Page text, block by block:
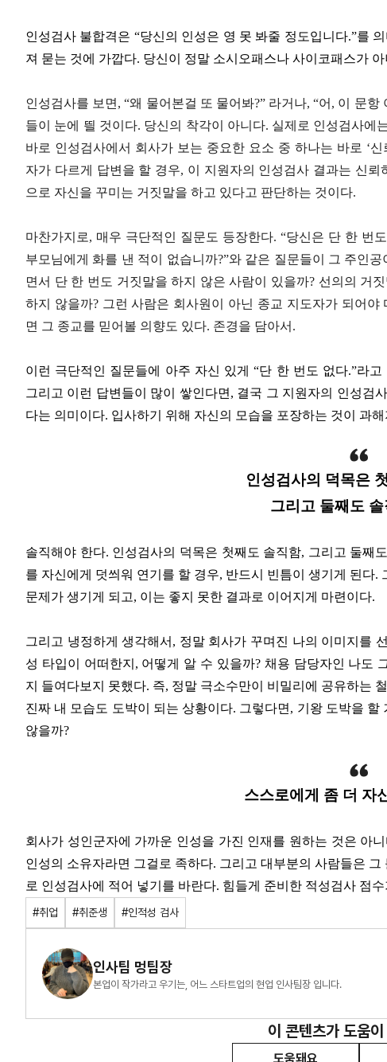
인성검사 불합격은 “당신의 인성은 영 못 봐줄 정도입니다.”를
져 묻는 것에 가깝다. 당신이 정말 소시오패스나 사이코패스가
인성검사를 보면, “왜 물어본걸 또 물어봐?” 라거나, “어, 이 문
들이 눈에 띌 것이다. 당신의 착각이 아니다. 실제로 인성검사에
바로 인성검사에서 회사가 보는 중요한 요소 중 하나는 바로 ‘
자가 다르게 답변을 할 경우, 이 지원자의 인성검사 결과는 신
으로 자신을 꾸미는 거짓말을 하고 있다고 판단하는 것이다.
마찬가지로, 매우 극단적인 질문도 등장한다. “당신은 단 한 번
부모님에게 화를 낸 적이 없습니까?”와 같은 질문들이 그 주인
면서 단 한 번도 거짓말을 하지 않은 사람이 있을까? 선의의 거
하지 않을까? 그런 사람은 회사원이 아닌 종교 지도자가 되어
면 그 종교를 믿어볼 의향도 있다. 존경을 담아서.
이런 극단적인 질문들에 아주 자신 있게 “단 한 번도 없다.”라
그리고 이런 답변들이 많이 쌓인다면, 결국 그 지원자의 인성검
다는 의미이다. 입사하기 위해 자신의 모습을 포장하는 것이 과
인성검사의 덕목은
그리고 둘째도
솔직해야 한다. 인성검사의 덕목은 첫째도 솔직함, 그리고 둘째
를 자신에게 덧씌워 연기를 할 경우, 반드시 빈틈이 생기게 된다.
문제가 생기게 되고, 이는 좋지 못한 결과로 이어지게 마련이다.
그리고 냉정하게 생각해서, 정말 회사가 꾸며진 나의 이미지를
성 타입이 어떠한지, 어떻게 알 수 있을까? 채용 담당자인 나도
지 들여다보지 못했다. 즉, 정말 극소수만이 비밀리에 공유하는
진짜 내 모습도 도박이 되는 상황이다. 그렇다면, 기왕 도박을
않을까?
스스로에게 좀 더 자
회사가 성인군자에 가까운 인성을 가진 인재를 원하는 것은 아
인성의 소유자라면 그걸로 족하다. 그리고 대부분의 사람들은
로 인성검사에 적어 넣기를 바란다. 힘들게 준비한 적성검사 점
#취업 #취준생 #인적성 검사
인사팀 멍팀장
본업이 작가라고 우기는, 어느 스타트업의 현업 인사팀장 입니다.
이 콘텐츠가 도움
도움돼요